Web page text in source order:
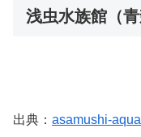
浅虫水族館（青
出典： asamushi-